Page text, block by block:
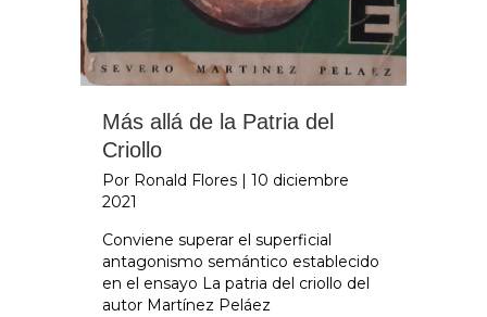
Más allá de la Patria del
Criollo
Por Ronald Flores
10 diciembre
2021
Conviene superar el superficial
antagonismo semántico establecido
en el ensayo La patria del criollo del
autor Martínez Peláez